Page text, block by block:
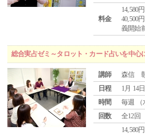
料金
14,580
40,500
義開始
総合実占ゼミ～タロット・カード占いを中
講師
森信
日程
1月 14
時間
毎週 （
回数
全12回
14,580